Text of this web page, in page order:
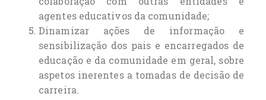
agentes educativos da comunidade;
Dinamizar ações de informação e
sensibilização dos pais e encarregados de
educação e da comunidade em geral, sobre
aspetos inerentes a tomadas de decisão de
carreira.